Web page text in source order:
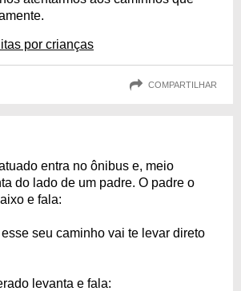
por crianças
COMPARTILHAR
entra no ônibus e, meio
do lado de um padre. O padre o
e fala:
seu caminho vai te levar direto
levanta e fala: